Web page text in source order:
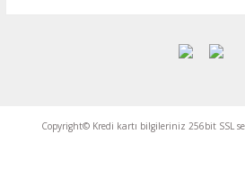
Copyright© Kredi kartı bilgileriniz 256bit SSL